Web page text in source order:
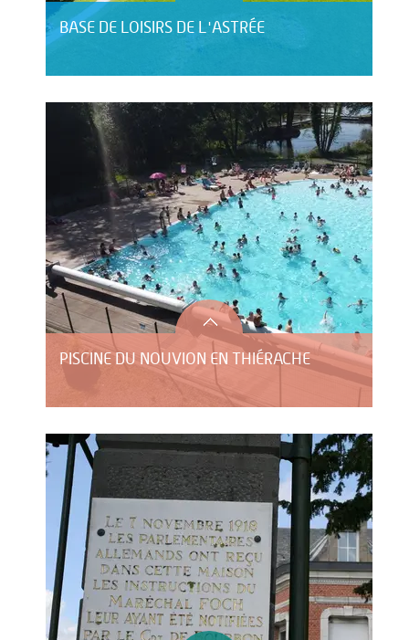
BASE DE LOISIRS DE L'ASTRÉE
PISCINE DU NOUVION EN THIÉRACHE